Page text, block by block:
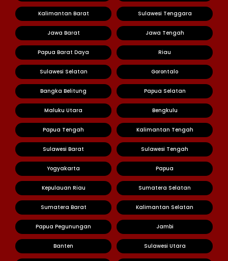
Kalimantan Barat Sulawesi Tenggara
Jawa Barat Jawa Tengah
Papua Barat Daya Riau
Sulawesi Selatan Gorontalo
Bangka Belitung Papua Selatan
Maluku Utara Bengkulu
Papua Tengah Kalimantan Tengah
Sulawesi Barat Sulawesi Tengah
Yogyakarta Papua
Kepulauan Riau Sumatera Selatan
Sumatera Barat Kalimantan Selatan
Papua Pegunungan Jambi
Banten Sulawesi Utara